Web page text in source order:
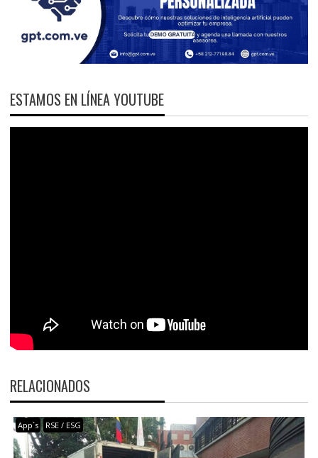
ESTAMOS EN LÍNEA YOUTUBE
RELACIONADOS
App´s RSE / ESG